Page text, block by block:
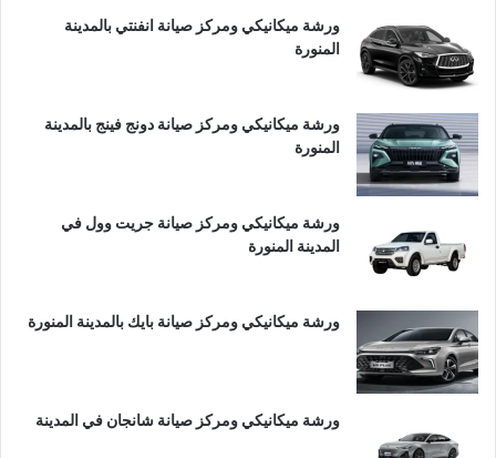
ورشة ميكانيكي ومركز صيانة انفنتي بالمدينة
المنورة
ورشة ميكانيكي ومركز صيانة دونج فينج بالمدينة
المنورة
ورشة ميكانيكي ومركز صيانة جريت وول في
المدينة المنورة
ورشة ميكانيكي ومركز صيانة بايك بالمدينة المنورة
ورشة ميكانيكي ومركز صيانة شانجان في المدينة